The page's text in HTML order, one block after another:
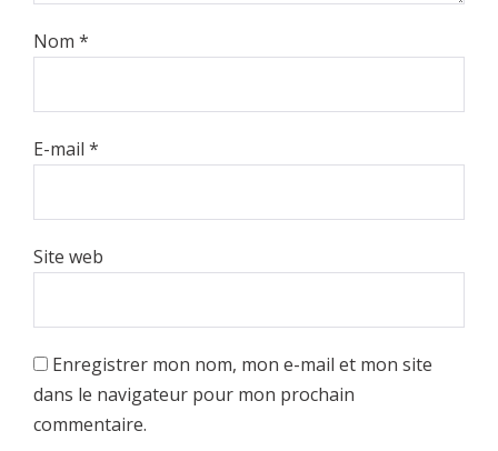
Nom *
E-mail *
Site web
Enregistrer mon nom, mon e-mail et mon site
dans le navigateur pour mon prochain
commentaire.